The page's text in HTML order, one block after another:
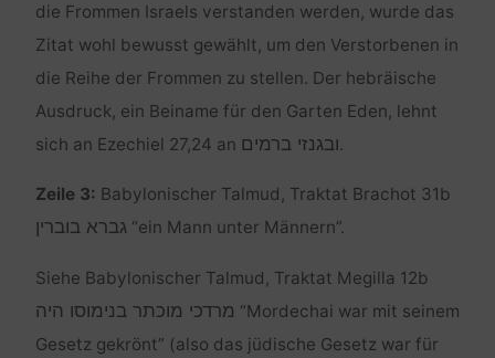
die Frommen Israels verstanden werden, wurde das
Zitat wohl bewusst gewählt, um den Verstorbenen in
die Reihe der Frommen zu stellen. Der hebräische
Ausdruck, ein Beiname für den Garten Eden, lehnt
sich an Ezechiel 27,24 an ובגנזי ברמים.
Zeile 3: Babylonischer Talmud, Traktat Brachot 31b
גברא בוברין“ein Mann unter Männern”.
Siehe Babylonischer Talmud, Traktat Megilla 12b
מרדכי מוכתר בנימוסו היה “Mordechai war mit seinem
Gesetz gekrönt” (also das jüdische Gesetz war für